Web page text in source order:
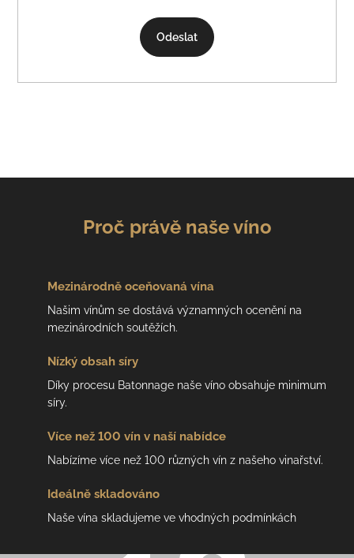
Odeslat
Proč právě naše víno
Mezinárodně oceňovaná vína
Našim vínům se dostává významných ocenění na
mezinárodních soutěžích.
Nízký obsah síry
Díky procesu Batonnage naše víno obsahuje minimum
síry.
Více než 100 vín v naší nabídce
Nabízíme více než 100 různých vín z našeho vinařství.
Ideálně skladováno
Naše vína skladujeme ve vhodných podmínkách